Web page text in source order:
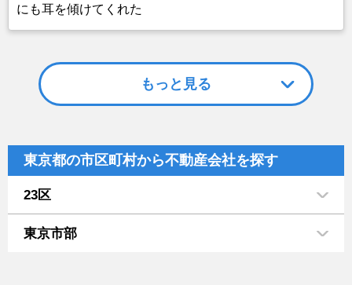
にも耳を傾けてくれた
もっと見る
東京都の市区町村から不動産会社を探す
23区
東京市部